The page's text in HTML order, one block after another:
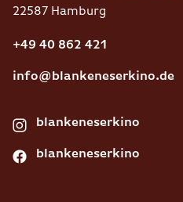
22587 Hamburg
+49 40 862 421
info@blankeneserkino.de
blankeneserkino
blankeneserkino